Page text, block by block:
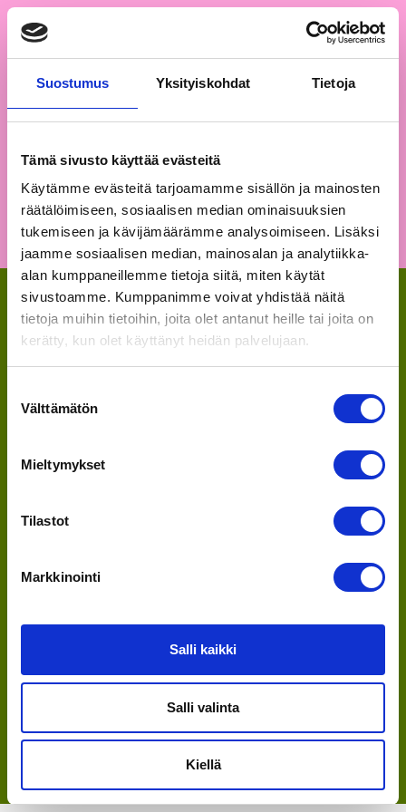
Suostumus Yksityiskohdat Tietoja
Tämä sivusto käyttää evästeitä
Käytämme evästeitä tarjoamamme sisällön ja mainosten
räätälöimiseen, sosiaalisen median ominaisuuksien
tukemiseen ja kävijämäärämme analysoimiseen. Lisäksi
jaamme sosiaalisen median, mainosalan ja analytiikka-
alan kumppaneillemme tietoja siitä, miten käytät
sivustoamme. Kumppanimme voivat yhdistää näitä
tietoja muihin tietoihin, joita olet antanut heille tai joita on
kerätty, kun olet käyttänyt heidän palvelujaan.
valinta
Välttämätön
Mieltymykset
Tilastot
Markkinointi
Salli kaikki
Salli valinta
Kiellä
6.-7.2.2026
25.-26.9.2026
SIIRRY TAPAHTUMAAN